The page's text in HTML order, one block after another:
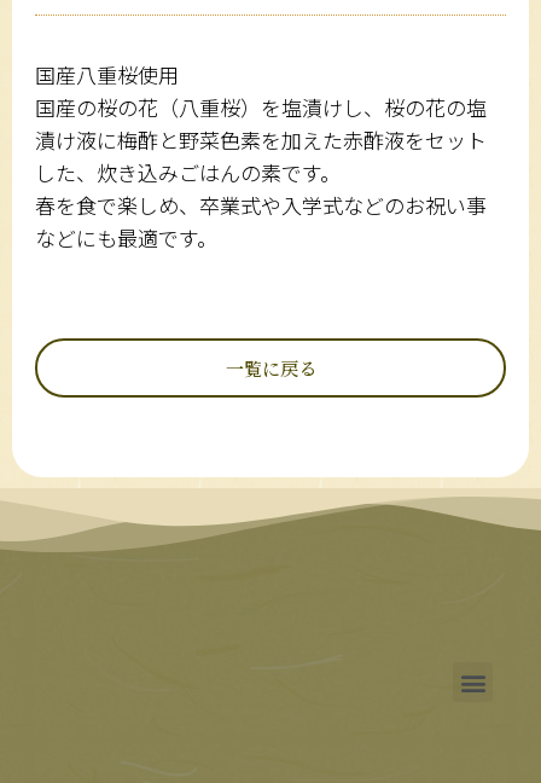
国産八重桜使用
国産の桜の花（八重桜）を塩漬けし、桜の花の塩
漬け液に梅酢と野菜色素を加えた赤酢液をセット
した、炊き込みごはんの素です。
春を食で楽しめ、卒業式や入学式などのお祝い事
などにも最適です。
一覧に戻る